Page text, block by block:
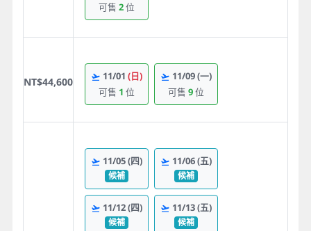
可售 2位
NT$44,600 11/01 (日)
可售 1 位
11/09(一)
可售 9位
11/05(四)
候補
11/06(五)
候補
11/12(四)
候補
11/13(五)
候補